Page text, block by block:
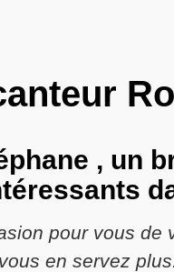
, un
pour vous de
en servez